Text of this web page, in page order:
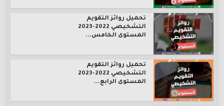
تحميل روائز التقويم
التشخيصي 2022-2023
المستوى الخامس...
تحميل روائز التقويم
التشخيصي 2022-2023
المستوى الرابع...